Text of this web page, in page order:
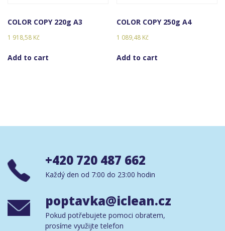
COLOR COPY 220g A3
1 918,58 Kč
Add to cart
COLOR COPY 250g A4
1 089,48 Kč
Add to cart
+420 720 487 662
Každý den od 7:00 do 23:00 hodin
poptavka@iclean.cz
Pokud potřebujete pomoci obratem,
prosíme využijte telefon